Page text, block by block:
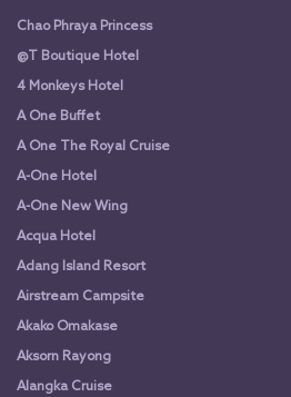
Chao Phraya Princess
@T Boutique Hotel
4 Monkeys Hotel
A One Buffet
A One The Royal Cruise
A-One Hotel
A-One New Wing
Acqua Hotel
Adang Island Resort
Airstream Campsite
Akako Omakase
Aksorn Rayong
Alangka Cruise